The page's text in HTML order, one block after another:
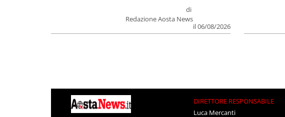
di
Redazione Aosta News
il 06/08/2026
DIRETTORE RESPONSABILE
Luca Mercanti